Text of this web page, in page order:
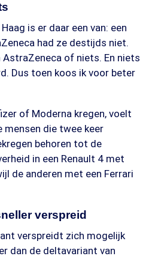
is er daar een van: een
had ze destijds niet.
AstraZeneca of niets. En niets
Dus toen koos ik voor beter
of Moderna kregen, voelt
mensen die twee keer
behoren tot de
in een Renault 4 met
de anderen met een Ferrari
verspreid
verspreidt zich mogelijk
dan de deltavariant van